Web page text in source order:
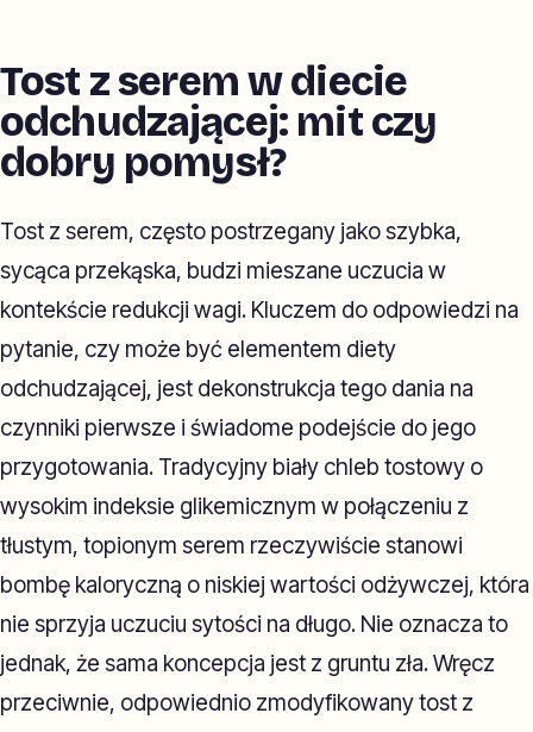
Tost z serem w diecie
odchudzającej: mit czy
dobry pomysł?
Tost z serem, często postrzegany jako szybka,
sycąca przekąska, budzi mieszane uczucia w
kontekście redukcji wagi. Kluczem do odpowiedzi na
pytanie, czy może być elementem diety
odchudzającej, jest dekonstrukcja tego dania na
czynniki pierwsze i świadome podejście do jego
przygotowania. Tradycyjny biały chleb tostowy o
wysokim indeksie glikemicznym w połączeniu z
tłustym, topionym serem rzeczywiście stanowi
bombę kaloryczną o niskiej wartości odżywczej, która
nie sprzyja uczuciu sytości na długo. Nie oznacza to
jednak, że sama koncepcja jest z gruntu zła. Wręcz
przeciwnie, odpowiednio zmodyfikowany tost z